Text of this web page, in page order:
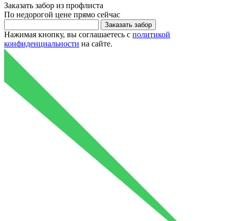
Заказать забор из профлиста
По недорогой цене прямо сейчас
Нажимая кнопку, вы соглашаетесь с политикой
конфиденциальности на сайте.